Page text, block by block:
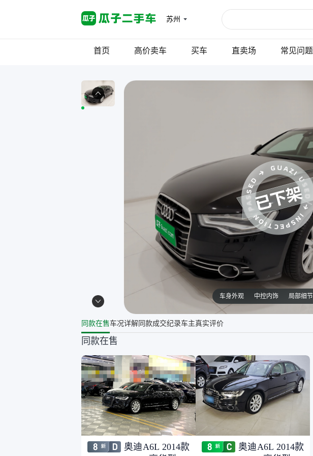
苏州
首页 高价卖车 买车 直卖场 常见问题
车身外观 中控内饰 局部细节
同款在售车况详解同款成交纪录车主真实评价
同款在售
奥迪A6L 2014款
奥迪A6L 2014款